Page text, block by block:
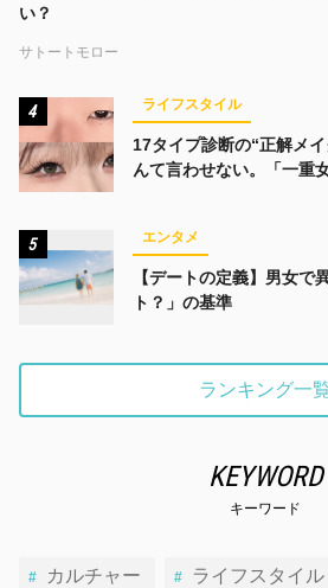
い？
サトートモロー
4 ライフスタイル
17タイプ診断の“正解メ
んて言わせない。「一重
5 エンタメ
【デートの定義】男女で
ト？」の基準
ランキング一
KEYWORD
キーワード
カルチャー ライフスタイル